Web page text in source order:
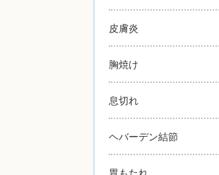
皮膚炎
胸焼け
息切れ
ヘバーデン結節